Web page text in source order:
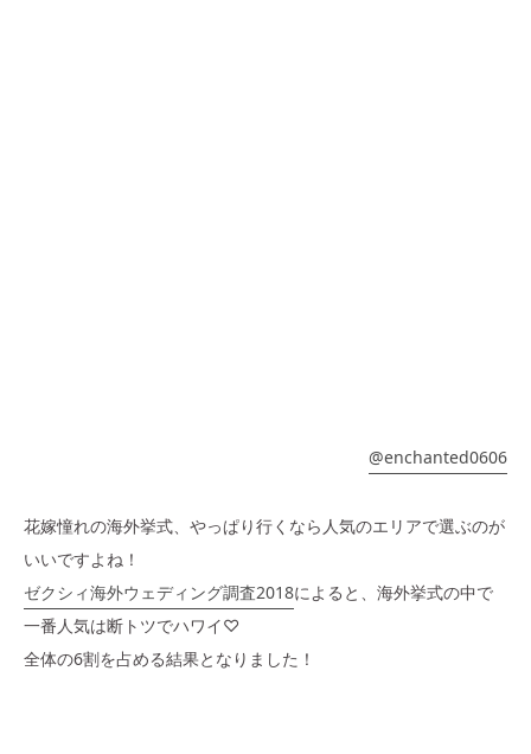
@enchanted0606
花嫁憧れの海外挙式、やっぱり行くなら人気のエリアで選ぶのが
いいですよね！
ゼクシィ海外ウェディング調査2018によると、海外挙式の中で
一番人気は断トツでハワイ♡
全体の6割を占める結果となりました！